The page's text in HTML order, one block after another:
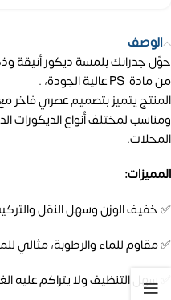
الوصف
حوّل جدرانك بلمسة ديكور أنيقة
من مادة PS عالية الجودة، .
ومناسب لمختلف أنواع الديكورات
المحلات.
المميزات:
✅ خفيف الوزن وسهل النقل
✅ مقاوم للماء والرطوبة، مثالي
✅ سهل التنظيف ولا يتراكم عليه